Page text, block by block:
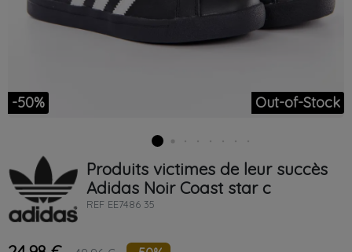
-50% Out-of-Stock
Produits victimes de leur succès
Adidas Noir Coast star c
REF EE7486 35